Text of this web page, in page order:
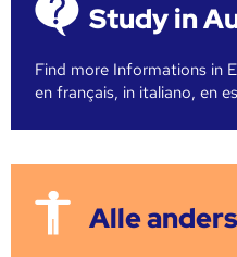
Study in
Find more Informations in
en français, in italiano, en
Alle